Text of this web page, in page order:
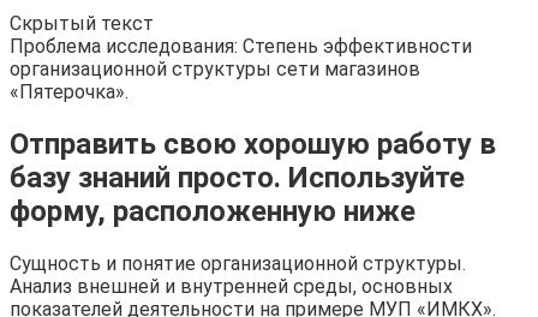
Скрытый текст
Проблема исследования: Степень эффективности
организационной структуры сети магазинов
«Пятерочка».
Отправить свою хорошую работу в
базу знаний просто. Используйте
форму, расположенную ниже
Сущность и понятие организационной структуры.
Анализ внешней и внутренней среды, основных
показателей деятельности на примере МУП «ИМКХ».